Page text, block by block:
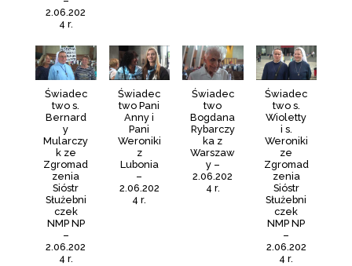
2.06.202
4 r.
Świadec
two s.
Bernard
y
Mularczy
k ze
Zgromad
zenia
Sióstr
Służebni
czek
NMP NP
–
2.06.202
4 r.
Świadec
two Pani
Anny i
Pani
Weroniki
z
Lubonia
–
2.06.202
4 r.
Świadec
two
Bogdana
Rybarczy
ka z
Warszaw
y –
2.06.202
4 r.
Świadec
two s.
Wioletty
i s.
Weroniki
ze
Zgromad
zenia
Sióstr
Służebni
czek
NMP NP
–
2.06.202
4 r.